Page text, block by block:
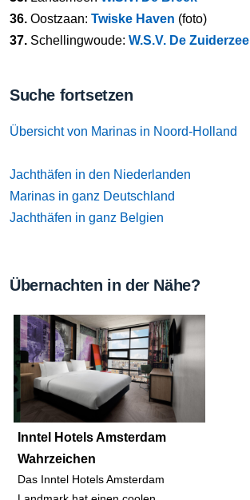
36. Oostzaan: Twiske Haven (foto)
37. Schellingwoude: W.S.V. De Zuiderzee
Suche fortsetzen
Übersicht von Marinas in Noord-Holland
Jachthäfen in den Niederlanden
Marinas in ganz Deutschland
Jachthäfen in ganz Belgien
Übernachten in der Nähe?
Inntel Hotels Amsterdam
Wahrzeichen
Das Inntel Hotels Amsterdam